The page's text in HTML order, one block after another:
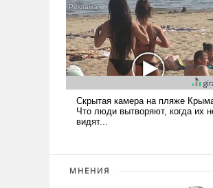
МНЕНИЯ